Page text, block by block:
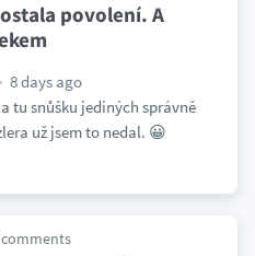
povolení. A
8 days ago
tu snůšku jediných správně
už jsem to nedal. 😀
comments